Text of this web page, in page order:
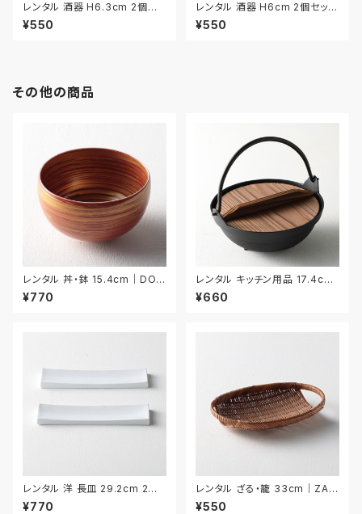
レンタル 酒器 H6.3cm 2個セッ
ト｜SHU032
¥550
レンタル 酒器 H6cm 2個セット
｜SHU033
¥550
その他の商品
レンタル 丼・鉢 15.4cm｜DON
038
¥770
レンタル キッチン用品 17.4cm
｜KIW031
¥660
レンタル 洋 長皿 29.2cm 2枚
セット｜YNAA012
¥770
レンタル ざる・籠 33cm｜ZAR
029
¥550